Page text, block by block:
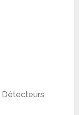
Détecteurs,